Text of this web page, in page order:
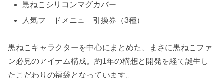
黒ねこシリコンマグカバー
人気フードメニュー引換券（3種）
黒ねこキャラクターを中心にまとめた、まさに黒ねこファ
ン必見のアイテム構成。約1年の構想と開発を経て誕生し
たこだわりの福袋となっています。